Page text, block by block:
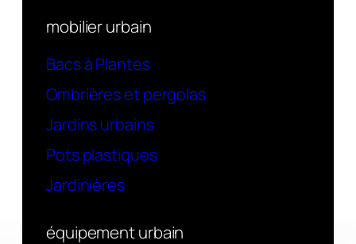
mobilier urbain
Bacs à Plantes
Ombrières et pergolas
Jardins urbains
Pots plastiques
Jardinières
équipement urbain